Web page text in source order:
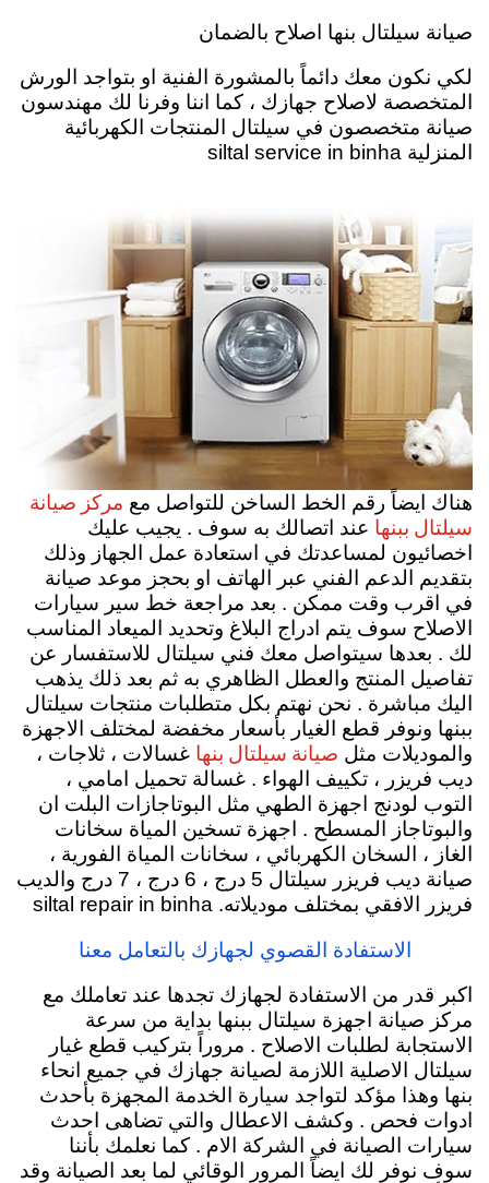
صيانة سيلتال بنها اصلاح بالضمان
لكي نكون معك دائماً بالمشورة الفنية او بتواجد الورش
المتخصصة لاصلاح جهازك ، كما اننا وفرنا لك مهندسون
صيانة متخصصون في سيلتال المنتجات الكهربائية
المنزلية siltal service in binha
هناك ايضاً رقم الخط الساخن للتواصل مع مركز صيانة
سيلتال ببنها عند اتصالك به سوف . يجيب عليك
اخصائيون لمساعدتك في استعادة عمل الجهاز وذلك
بتقديم الدعم الفني عبر الهاتف او بحجز موعد صيانة
في اقرب وقت ممكن . بعد مراجعة خط سير سيارات
الاصلاح سوف يتم ادراج البلاغ وتحديد الميعاد المناسب
لك . بعدها سيتواصل معك فني سيلتال للاستفسار عن
تفاصيل المنتج والعطل الظاهري به ثم بعد ذلك يذهب
اليك مباشرة . نحن نهتم بكل متطلبات منتجات سيلتال
ببنها ونوفر قطع الغيار بأسعار مخفضة لمختلف الاجهزة
والموديلات مثل صيانة سيلتال بنها غسالات ، ثلاجات ،
ديب فريزر ، تكييف الهواء . غسالة تحميل امامي ،
التوب لودنج اجهزة الطهي مثل البوتاجازات البلت ان
والبوتاجاز المسطح . اجهزة تسخين المياة سخانات
الغاز ، السخان الكهربائي ، سخانات المياة الفورية ،
صيانة ديب فريزر سيلتال 5 درج ، 6 درج ، 7 درج والديب
فريزر الافقي بمختلف موديلاته. siltal repair in binha
الاستفادة القصوي لجهازك بالتعامل معنا
اكبر قدر من الاستفادة لجهازك تجدها عند تعاملك مع
مركز صيانة اجهزة سيلتال ببنها بداية من سرعة
الاستجابة لطلبات الاصلاح . مروراً بتركيب قطع غيار
سيلتال الاصلية اللازمة لصيانة جهازك في جميع انحاء
بنها وهذا مؤكد لتواجد سيارة الخدمة المجهزة بأحدث
ادوات فحص . وكشف الاعطال والتي تضاهى احدث
سيارات الصيانة في الشركة الام . كما نعلمك بأننا
سوف نوفر لك ايضاً المرور الوقائي لما بعد الصيانة وقد